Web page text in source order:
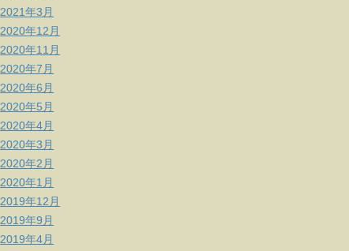
2021年3月
2020年12月
2020年11月
2020年7月
2020年6月
2020年5月
2020年4月
2020年3月
2020年2月
2020年1月
2019年12月
2019年9月
2019年4月